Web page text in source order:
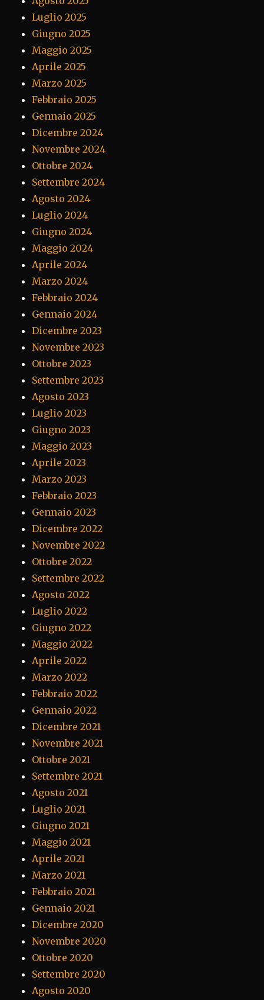
Luglio 2025
Giugno 2025
Maggio 2025
Aprile 2025
Marzo 2025
Febbraio 2025
Gennaio 2025
Dicembre 2024
Novembre 2024
Ottobre 2024
Settembre 2024
Agosto 2024
Luglio 2024
Giugno 2024
Maggio 2024
Aprile 2024
Marzo 2024
Febbraio 2024
Gennaio 2024
Dicembre 2023
Novembre 2023
Ottobre 2023
Settembre 2023
Agosto 2023
Luglio 2023
Giugno 2023
Maggio 2023
Aprile 2023
Marzo 2023
Febbraio 2023
Gennaio 2023
Dicembre 2022
Novembre 2022
Ottobre 2022
Settembre 2022
Agosto 2022
Luglio 2022
Giugno 2022
Maggio 2022
Aprile 2022
Marzo 2022
Febbraio 2022
Gennaio 2022
Dicembre 2021
Novembre 2021
Ottobre 2021
Settembre 2021
Agosto 2021
Luglio 2021
Giugno 2021
Maggio 2021
Aprile 2021
Marzo 2021
Febbraio 2021
Gennaio 2021
Dicembre 2020
Novembre 2020
Ottobre 2020
Settembre 2020
Agosto 2020